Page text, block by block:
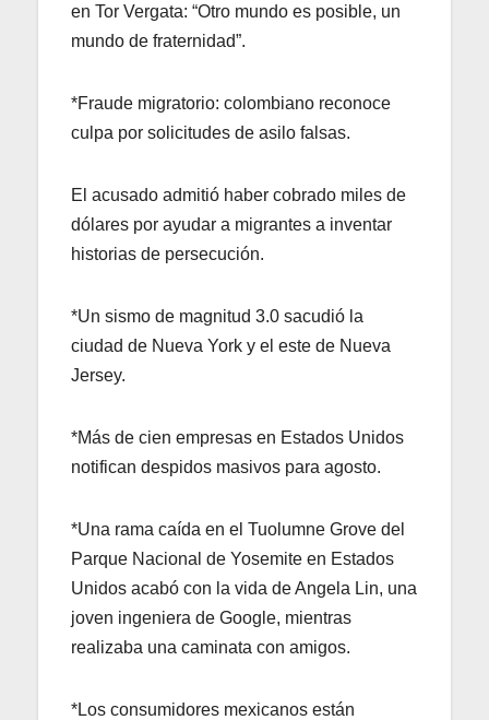
en Tor Vergata: “Otro mundo es posible, un
mundo de fraternidad”.
*Fraude migratorio: colombiano reconoce
culpa por solicitudes de asilo falsas.
El acusado admitió haber cobrado miles de
dólares por ayudar a migrantes a inventar
historias de persecución.
*Un sismo de magnitud 3.0 sacudió la
ciudad de Nueva York y el este de Nueva
Jersey.
*Más de cien empresas en Estados Unidos
notifican despidos masivos para agosto.
*Una rama caída en el Tuolumne Grove del
Parque Nacional de Yosemite en Estados
Unidos acabó con la vida de Angela Lin, una
joven ingeniera de Google, mientras
realizaba una caminata con amigos.
*Los consumidores mexicanos están